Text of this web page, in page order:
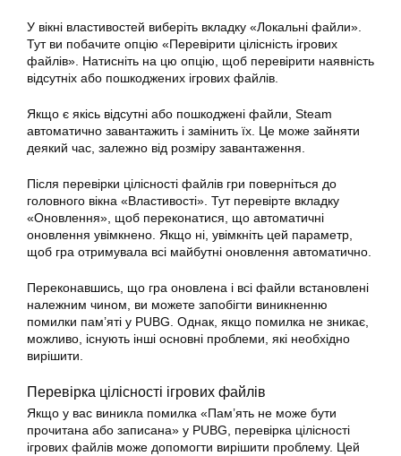
У вікні властивостей виберіть вкладку «Локальні файли».
Тут ви побачите опцію «Перевірити цілісність ігрових
файлів». Натисніть на цю опцію, щоб перевірити наявність
відсутніх або пошкоджених ігрових файлів.
Якщо є якісь відсутні або пошкоджені файли, Steam
автоматично завантажить і замінить їх. Це може зайняти
деякий час, залежно від розміру завантаження.
Після перевірки цілісності файлів гри поверніться до
головного вікна «Властивості». Тут перевірте вкладку
«Оновлення», щоб переконатися, що автоматичні
оновлення увімкнено. Якщо ні, увімкніть цей параметр,
щоб гра отримувала всі майбутні оновлення автоматично.
Переконавшись, що гра оновлена і всі файли встановлені
належним чином, ви можете запобігти виникненню
помилки пам’яті у PUBG. Однак, якщо помилка не зникає,
можливо, існують інші основні проблеми, які необхідно
вирішити.
Перевірка цілісності ігрових файлів
Якщо у вас виникла помилка «Пам’ять не може бути
прочитана або записана» у PUBG, перевірка цілісності
ігрових файлів може допомогти вирішити проблему. Цей